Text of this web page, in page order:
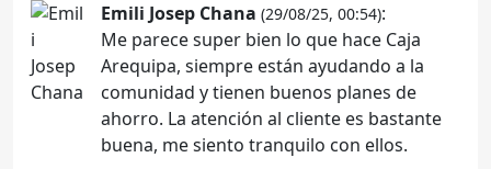
Emili Josep Chana (29/08/25, 00:54):
Me parece super bien lo que hace Caja
Arequipa, siempre están ayudando a la
comunidad y tienen buenos planes de
ahorro. La atención al cliente es bastante
buena, me siento tranquilo con ellos.